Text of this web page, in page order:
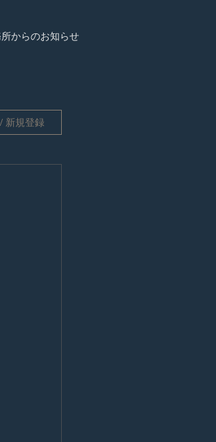
からのお知らせ
新規登録